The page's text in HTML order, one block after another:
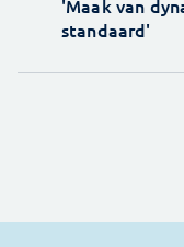
'Maak van
standaard'